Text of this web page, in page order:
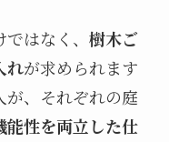
はなく、 樹木ご
れが求められます
、それぞれの庭
能性を両立した仕